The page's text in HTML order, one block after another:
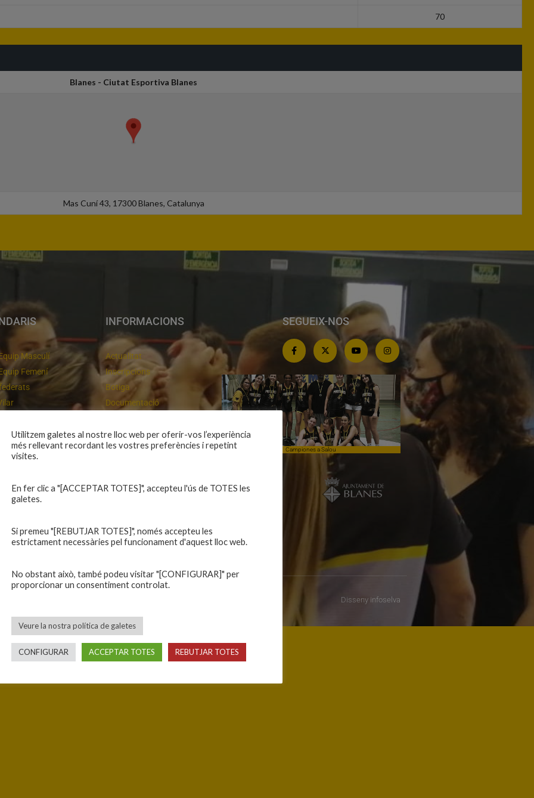
70
Blanes - Ciutat Esportiva Blanes
Mas Cuní 43, 17300 Blanes, Catalunya
Masculí
Femení
inferiors
casa
INFORMACIONS
Actualitat
Inscripcions
Botiga
Documentació
Intranet
Contacte
SEGUEIX-NOS
Cloenda de temporada Campiones a Salou
Disseny infoselva
Utilitzem galetes al nostre lloc web per oferir-vos l’experiència
més rellevant recordant les vostres preferències i repetint
visites.
En fer clic a "[ACCEPTAR TOTES]", accepteu l'ús de TOTES les
galetes.
Si premeu "[REBUTJAR TOTES]", només accepteu les
estrictament necessàries pel funcionament d'aquest lloc web.
No obstant això, també podeu visitar "[CONFIGURAR]" per
proporcionar un consentiment controlat.
Veure la nostra política de galetes
CONFIGURAR ACCEPTAR TOTES REBUTJAR TOTES